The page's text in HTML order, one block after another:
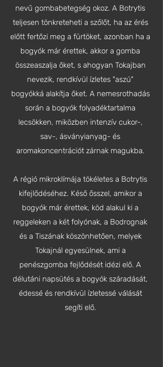
nevű gombabetegség okoz. A Botrytis
teljesen tönkreteheti a szőlőt, ha az érés
előtt fertőzi meg a fürtöket, azonban ha a
bogyók már érettek, akkor a gomba
összeaszalja őket, s ahogyan Tokajban
nevezik, rendkívül ízletes "aszú"
bogyókká alakítja őket. A nemesrothadás
során a bogyók folyadéktartalma
lecsökken, miközben intenzív cukor-,
sav-, ásványianyag- és
aromakoncentrációt zárnak magukba.
A régió mikroklímája tökéletes a Botrytis
kifejlődéséhez. Késő ősszel, amikor a
bogyók már érettek, köd alakul ki a
reggeleken a két folyónak, a Bodrognak
és a Tiszának köszönhetően, melyek
Tokajnál egyesülnek, ami a
penészgomba fejlődését idézi elő. A
délutáni napsütés a bogyók száradását,
édessé és rendkívül ízletessé válását
segíti elő.